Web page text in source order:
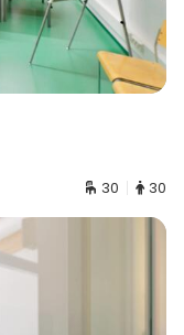
30 30